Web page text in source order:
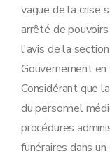
vague de la crise
arrêté de
l'avis de la
Gouvernement
Considérant que
du personnel
procédures
funéraires dans